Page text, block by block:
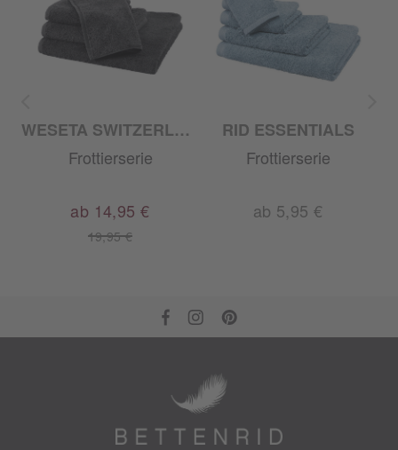
WESETA SWITZERLAND
Frottierserie
19,95 €
ab 14,95 €
RID ESSENTIALS
Frottierserie
ab 5,95 €